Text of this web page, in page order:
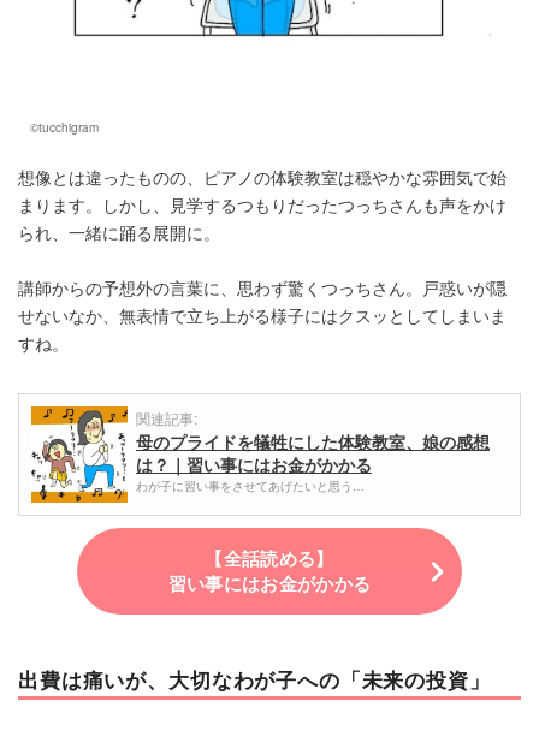
©tucchigram
想像とは違ったものの、ピアノの体験教室は穏やかな雰囲気で始
まります。しかし、見学するつもりだったつっちさんも声をかけ
られ、一緒に踊る展開に。
講師からの予想外の言葉に、思わず驚くつっちさん。戸惑いが隠
せないなか、無表情で立ち上がる様子にはクスッとしてしまいま
すね。
関連記事:
母のプライドを犠牲にした体験教室、娘の感想
は？｜習い事にはお金がかかる
わが子に習い事をさせてあげたいと思う…
【全話読める】
習い事にはお金がかかる
出費は痛いが、大切なわが子への「未来の投資」